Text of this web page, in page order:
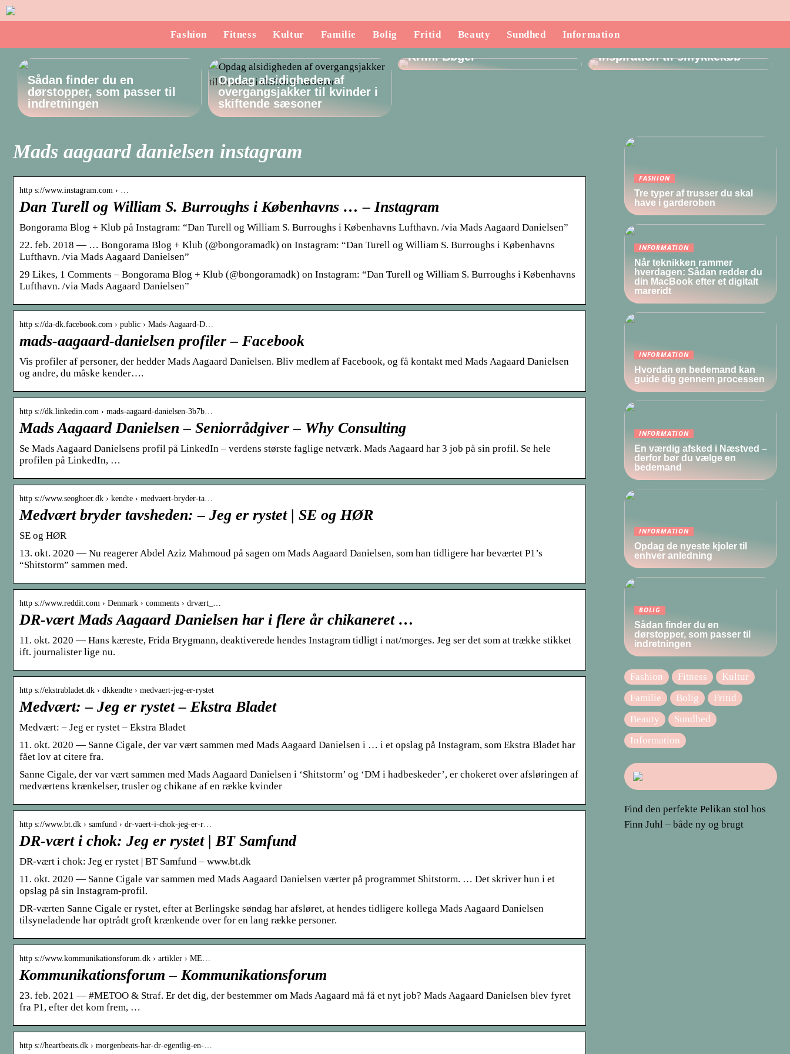
Fashion Fitness Kultur Familie Bolig Fritid Beauty Sundhed Information
Sådan finder du en
dørstopper, som passer til
indretningen
Opdag alsidigheden af
overgangsjakker til kvinder i
skiftende sæsoner
Krimi Bøger
Inspiration til smykkekøb
Mads aagaard danielsen instagram
http s://www.instagram.com › …
Dan Turell og William S. Burroughs i Københavns … – Instagram
Bongorama Blog + Klub på Instagram: “Dan Turell og William S. Burroughs i Københavns Lufthavn. /via Mads Aagaard Danielsen”
22. feb. 2018 — … Bongorama Blog + Klub (@bongoramadk) on Instagram: “Dan Turell og William S. Burroughs i Københavns
Lufthavn. /via Mads Aagaard Danielsen”
29 Likes, 1 Comments – Bongorama Blog + Klub (@bongoramadk) on Instagram: “Dan Turell og William S. Burroughs i Københavns
Lufthavn. /via Mads Aagaard Danielsen”
http s://da-dk.facebook.com › public › Mads-Aagaard-D…
mads-aagaard-danielsen profiler – Facebook
Vis profiler af personer, der hedder Mads Aagaard Danielsen. Bliv medlem af Facebook, og få kontakt med Mads Aagaard Danielsen
og andre, du måske kender….
http s://dk.linkedin.com › mads-aagaard-danielsen-3b7b…
Mads Aagaard Danielsen – Seniorrådgiver – Why Consulting
Se Mads Aagaard Danielsens profil på LinkedIn – verdens største faglige netværk. Mads Aagaard har 3 job på sin profil. Se hele
profilen på LinkedIn, …
http s://www.seoghoer.dk › kendte › medvaert-bryder-ta…
Medvært bryder tavsheden: – Jeg er rystet | SE og HØR
SE og HØR
13. okt. 2020 — Nu reagerer Abdel Aziz Mahmoud på sagen om Mads Aagaard Danielsen, som han tidligere har beværtet P1’s
“Shitstorm” sammen med.
http s://www.reddit.com › Denmark › comments › drvært_…
DR-vært Mads Aagaard Danielsen har i flere år chikaneret …
11. okt. 2020 — Hans kæreste, Frida Brygmann, deaktiverede hendes Instagram tidligt i nat/morges. Jeg ser det som at trække stikket
ift. journalister lige nu.
http s://ekstrabladet.dk › dkkendte › medvaert-jeg-er-rystet
Medvært: – Jeg er rystet – Ekstra Bladet
Medvært: – Jeg er rystet – Ekstra Bladet
11. okt. 2020 — Sanne Cigale, der var vært sammen med Mads Aagaard Danielsen i … i et opslag på Instagram, som Ekstra Bladet har
fået lov at citere fra.
Sanne Cigale, der var vært sammen med Mads Aagaard Danielsen i ‘Shitstorm’ og ‘DM i hadbeskeder’, er chokeret over afsløringen af
medværtens krænkelser, trusler og chikane af en række kvinder
http s://www.bt.dk › samfund › dr-vaert-i-chok-jeg-er-r…
DR-vært i chok: Jeg er rystet | BT Samfund
DR-vært i chok: Jeg er rystet | BT Samfund – www.bt.dk
11. okt. 2020 — Sanne Cigale var sammen med Mads Aagaard Danielsen værter på programmet Shitstorm. … Det skriver hun i et
opslag på sin Instagram-profil.
DR-værten Sanne Cigale er rystet, efter at Berlingske søndag har afsløret, at hendes tidligere kollega Mads Aagaard Danielsen
tilsyneladende har optrådt groft krænkende over for en lang række personer.
http s://www.kommunikationsforum.dk › artikler › ME…
Kommunikationsforum – Kommunikationsforum
23. feb. 2021 — #METOO & Straf. Er det dig, der bestemmer om Mads Aagaard må få et nyt job? Mads Aagaard Danielsen blev fyret
fra P1, efter det kom frem, …
http s://heartbeats.dk › morgenbeats-har-dr-egentlig-en-…
FASHION
Tre typer af trusser du skal
have i garderoben
INFORMATION
Når teknikken rammer
hverdagen: Sådan redder du
din MacBook efter et digitalt
mareridt
INFORMATION
Hvordan en bedemand kan
guide dig gennem processen
INFORMATION
En værdig afsked i Næstved –
derfor bør du vælge en
bedemand
INFORMATION
Opdag de nyeste kjoler til
enhver anledning
BOLIG
Sådan finder du en
dørstopper, som passer til
indretningen
Fashion Fitness
Kultur
Familie
Bolig
Fritid
Beauty
Sundhed
Information
Find den perfekte Pelikan stol hos
Finn Juhl – både ny og brugt